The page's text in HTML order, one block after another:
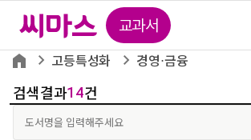
교과서
고등특성화
경영⋅금융
검색결과14건